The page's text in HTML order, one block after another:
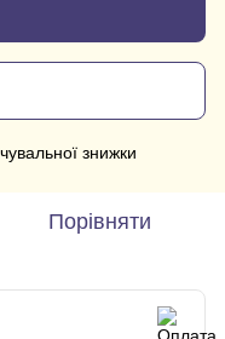
знижки
Порівняти